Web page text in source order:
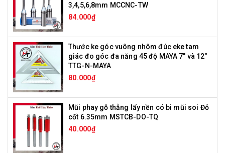
3,4,5,6,8mm MCCNC-TW
84.000₫
Thước ke góc vuông nhôm đúc eke tam
giác đo góc đa năng 45 độ MAYA 7" và 12"
TTG-N-MAYA
80.000₫
Mũi phay gỗ thẳng lấy nền có bi mũi soi Đỏ
cốt 6.35mm MSTCB-DO-TQ
40.000₫